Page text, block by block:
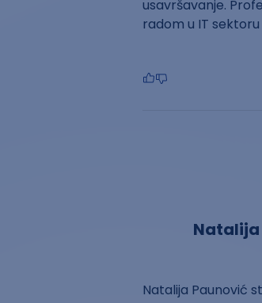
usavršavanje.
radom u IT
Natalija
Natalija Paunović